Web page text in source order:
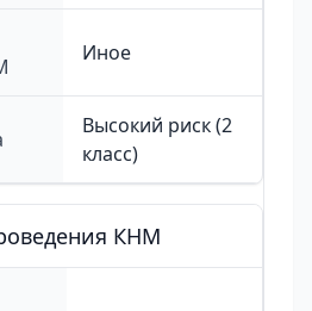
Иное
Высокий риск (2
класс)
КНМ